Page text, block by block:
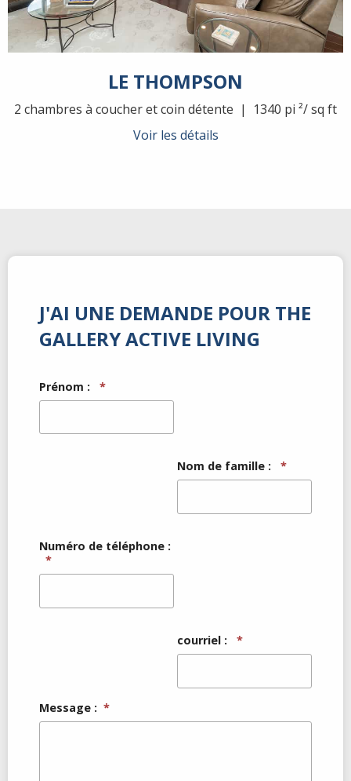
LE THOMPSON
2 chambres à coucher et coin détente | 1340 pi ²/ sq ft
Voir les détails
J'AI UNE DEMANDE POUR THE
GALLERY ACTIVE LIVING
Prénom : *
Nom de famille : *
Numéro de téléphone :
*
courriel : *
Message : *